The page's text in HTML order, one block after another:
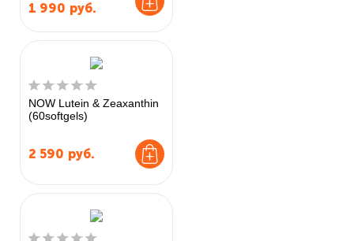
1 990 руб.
NOW Lutein & Zeaxanthin
(60softgels)
2 590 руб.